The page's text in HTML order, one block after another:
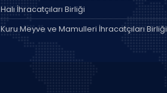
Halı İhracatçıları Birliği
Kuru Meyve ve Mamulleri İhracatçıları Birliği